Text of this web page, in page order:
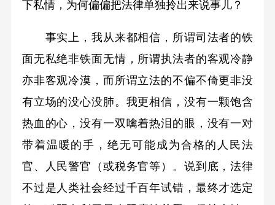
下私情，为何偏偏把法律单独拎出来说事儿？
事实上，我从来都相信，所谓司法者的铁
面无私绝非铁面无情，所谓执法者的客观冷静
亦非客观冷漠，而所谓立法的不偏不倚更非没
有立场的没心没肺。我更相信，没有一颗饱含
热血的心，没有一双噙着热泪的眼，没有一对
带着温暖的手，绝无可能成为合格的人民法
官、人民警官（或税务官等）。说到底，法律
不过是人类社会经过千百年试错，最终才选定